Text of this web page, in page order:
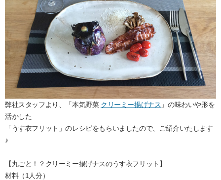
弊社スタッフより、「本気野菜 クリーミー揚げナス 」の味わいや形を
活かした
「うす衣フリット」のレシピをもらいましたので、ご紹介いたします
♪
【丸ごと！？クリーミー揚げナスのうす衣フリット】
材料（1人分）